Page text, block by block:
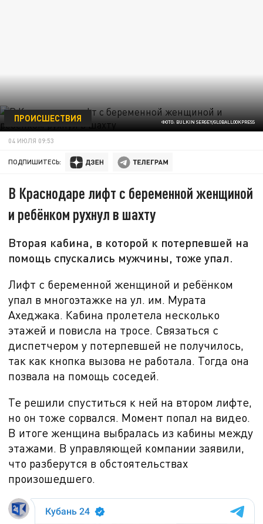
ФОТО: BULKIN SERGEY/GLOBALLOOKPRESS
ПРОИСШЕСТВИЯ
04 ИЮЛЯ 09:53
ПОДПИШИТЕСЬ:
В Краснодаре лифт с беременной женщиной
и ребёнком рухнул в шахту
Вторая кабина, в которой к потерпевшей на
помощь спускались мужчины, тоже упал.
Лифт с беременной женщиной и ребёнком
упал в многоэтажке на ул. им. Мурата
Ахеджака. Кабина пролетела несколько
этажей и повисла на тросе. Связаться с
диспетчером у потерпевшей не получилось,
так как кнопка вызова не работала. Тогда она
позвала на помощь соседей.
Те решили спуститься к ней на втором лифте,
но он тоже сорвался. Момент попал на видео.
В итоге женщина выбралась из кабины между
этажами. В управляющей компании заявили,
что разберутся в обстоятельствах
произошедшего.